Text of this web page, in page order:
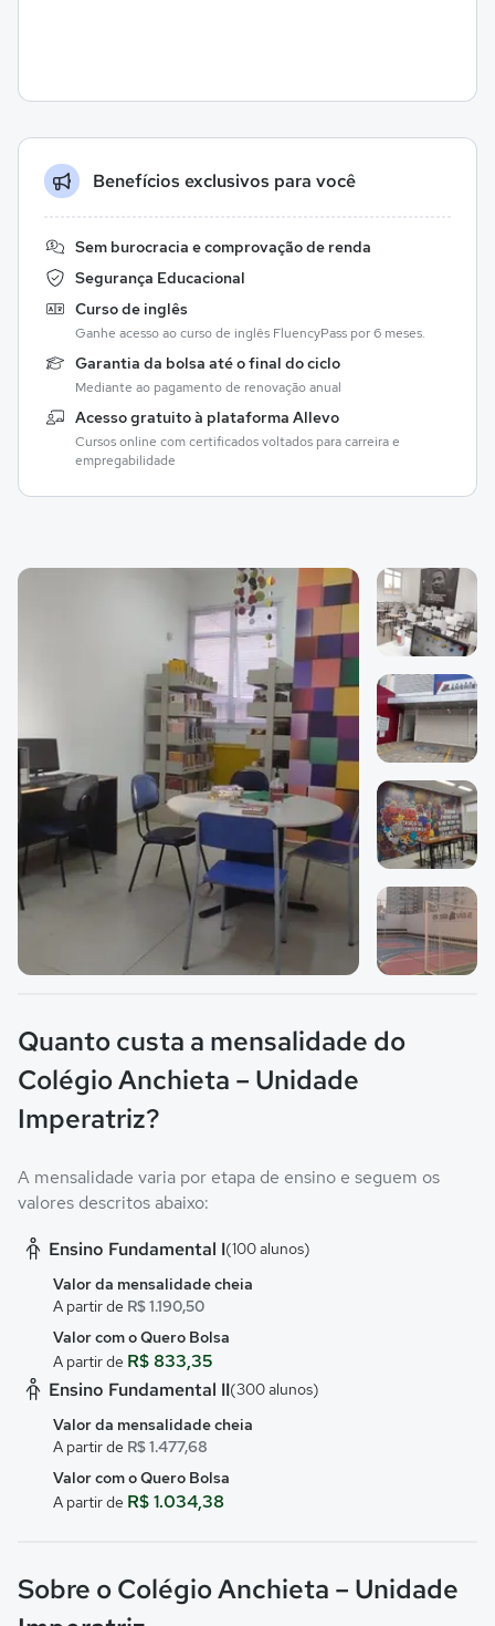
Benefícios exclusivos para você
Sem burocracia e comprovação de renda
Segurança Educacional
Curso de inglês
Ganhe acesso ao curso de inglês FluencyPass por 6 meses.
Garantia da bolsa até o final do ciclo
Mediante ao pagamento de renovação anual
Acesso gratuito à plataforma Allevo
Cursos online com certificados voltados para carreira e
empregabilidade
Galeria de imagem
Imagem 1
Imagem 2
Imagem 3
Quanto custa a mensalidade do
Colégio Anchieta – Unidade
Imperatriz?
A mensalidade varia por etapa de ensino e seguem os
valores descritos abaixo:
Ensino Fundamental I(100 alunos)
Valor da mensalidade cheia
A partir de R$ 1.190,50
Valor com o Quero Bolsa
A partir de R$ 833,35
Ensino Fundamental II(300 alunos)
Valor da mensalidade cheia
A partir de R$ 1.477,68
Valor com o Quero Bolsa
A partir de R$ 1.034,38
Sobre o Colégio Anchieta – Unidade